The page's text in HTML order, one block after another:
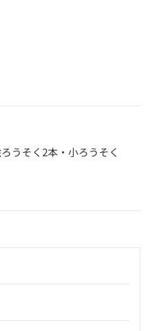
うそく2本・小ろうそく